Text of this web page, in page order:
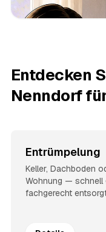
Entdecken
Nenndorf
Entrümpelung
Keller, Dachboden
Wohnung — schnell
fachgerecht